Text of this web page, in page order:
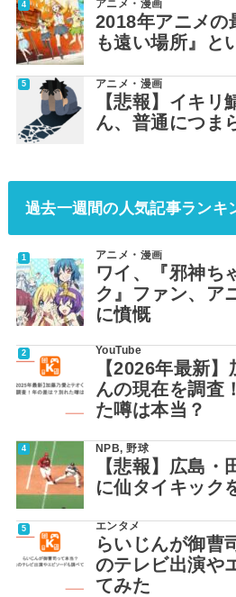
アニメ・漫画
2018年アニメの
も遠い場所』と
アニメ・漫画
【悲報】イキリ
ん、普通につま
過去一週間の人気記事ランキ
アニメ・漫画
ワイ、『邪神ち
ク』ファン、ア
に憤慨
YouTube
【2026年最新
んの現在を調査
た噂は本当？
NPB,野球
【悲報】広島・
に仙タイキック
エンタメ
らいじんが御曹
のテレビ出演や
てみた